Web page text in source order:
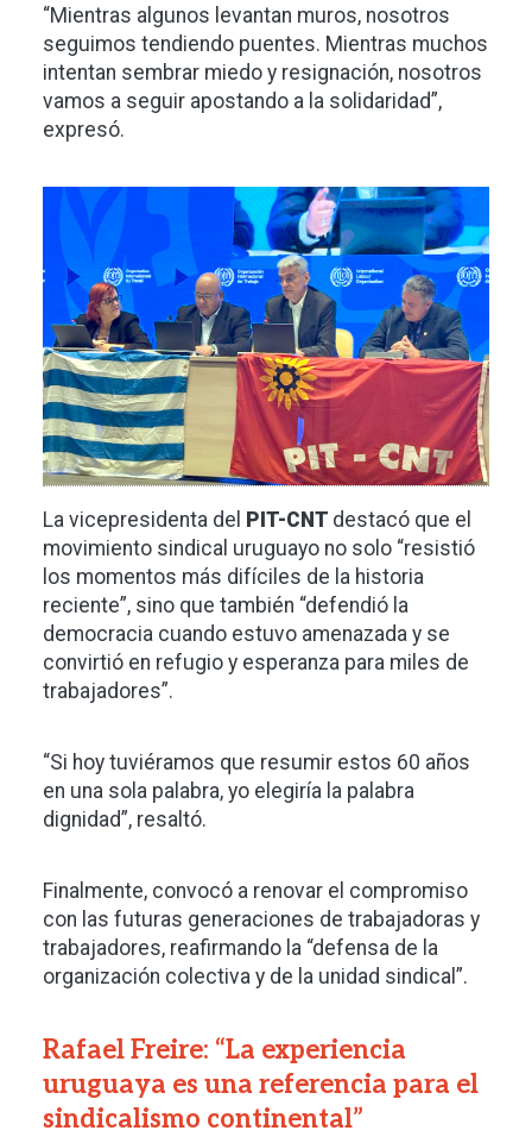
“Mientras algunos levantan muros, nosotros
seguimos tendiendo puentes. Mientras muchos
intentan sembrar miedo y resignación, nosotros
vamos a seguir apostando a la solidaridad”,
expresó.
Imagen
La vicepresidenta del PIT-CNT destacó que el
movimiento sindical uruguayo no solo “resistió
los momentos más difíciles de la historia
reciente”, sino que también “defendió la
democracia cuando estuvo amenazada y se
convirtió en refugio y esperanza para miles de
trabajadores”.
“Si hoy tuviéramos que resumir estos 60 años
en una sola palabra, yo elegiría la palabra
dignidad”, resaltó.
Finalmente, convocó a renovar el compromiso
con las futuras generaciones de trabajadoras y
trabajadores, reafirmando la “defensa de la
organización colectiva y de la unidad sindical”.
Rafael Freire: “La experiencia
uruguaya es una referencia para el
sindicalismo continental”